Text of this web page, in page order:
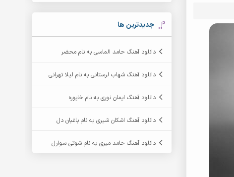
جدیدترین ها
دانلود آهنگ حامد الماسی به نام محضر
دانلود آهنگ شهاب لرستانی به نام لیلا تهرانی
دانلود آهنگ ایمان نوری به نام خاپوره
دانلود آهنگ اشکان شیری به نام باغبان دل
دانلود آهنگ حامد میری به نام شوتی سوارل